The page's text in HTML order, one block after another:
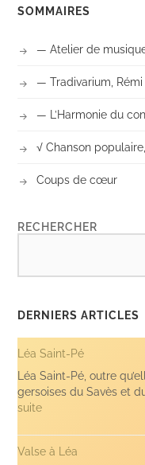
SOMMAIRES
— Atelier de
— Tradivarium, Rémi
— L’Harmonie du
√ Chanson
Coups de cœur
RECHERCHER
DERNIERS ARTICLES
Léa Saint-Pé
Léa Saint-Pé, outre
gersoises du Savès et
suite:
Saint-
Pé
Valse à Léa